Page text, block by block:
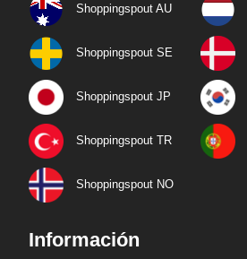
Shoppingspout AU
Shoppingspout SE
Shoppingspout JP
Shoppingspout TR
Shoppingspout NO
Información